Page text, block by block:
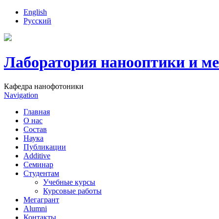
English
Русский
Лаборатория нанооптики и
Кафедра нанофотоники
Navigation
Главная
О нас
Состав
Наука
Публикации
Additive
Семинар
Студентам
Учебные курсы
Курсовые работы
Мегагрант
Alumni
Контакты